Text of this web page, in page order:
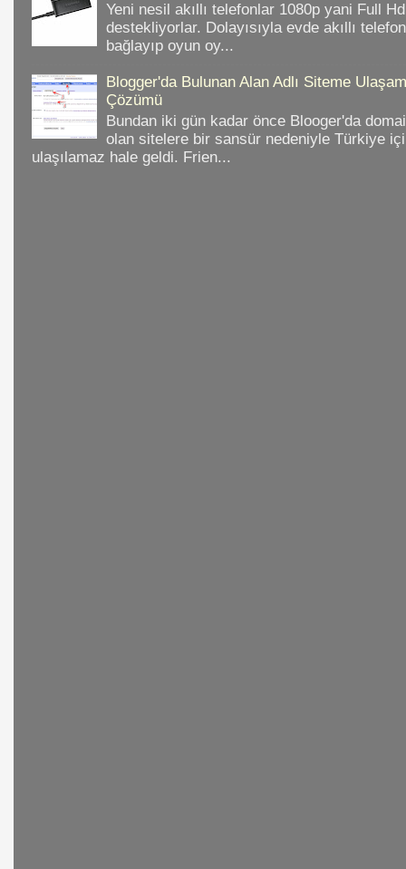
Yeni nesil akıllı telefonlar 1080p yani Full
destekliyorlar. Dolayısıyla evde akıllı
bağlayıp oyun oy...
Blogger'da Bulunan Alan Adlı Siteme
Çözümü
Bundan iki gün kadar önce Blooger'da
olan sitelere bir sansür nedeniyle Türkiye
ulaşılamaz hale geldi. Frien...